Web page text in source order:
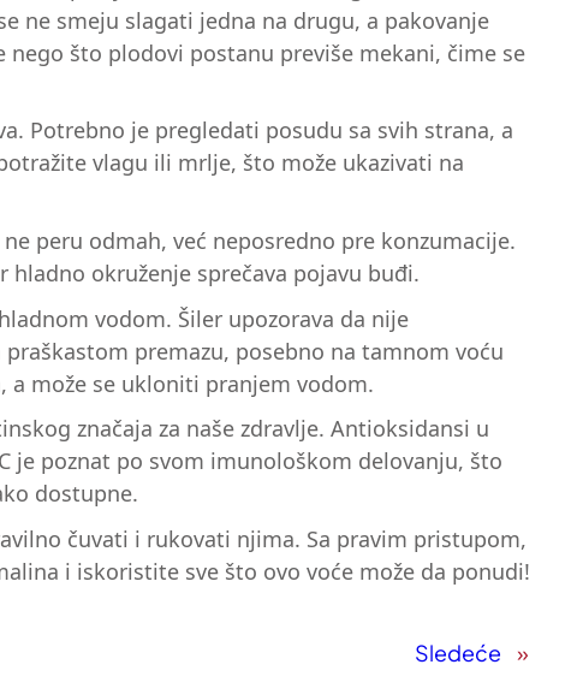
ne smeju slagati jedna na drugu, a pakovanje
što plodovi postanu previše mekani, čime se
Potrebno je pregledati posudu sa svih strana, a
vlagu ili mrlje, što može ukazivati na
peru odmah, već neposredno pre konzumacije.
okruženje sprečava pojavu buđi.
vodom. Šiler upozorava da nije
premazu, posebno na tamnom voću
a može se ukloniti pranjem vodom.
značaja za naše zdravlje. Antioksidansi u
je poznat po svom imunološkom delovanju, što
dostupne.
čuvati i rukovati njima. Sa pravim pristupom,
i iskoristite sve što ovo voće može da ponudi!
Sledeće »